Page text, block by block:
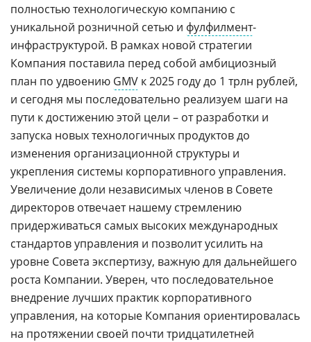
полностью технологическую компанию с
уникальной розничной сетью и фулфилмент-
инфраструктурой. В рамках новой стратегии
Компания поставила перед собой амбициозный
план по удвоению GMV к 2025 году до 1 трлн рублей,
и сегодня мы последовательно реализуем шаги на
пути к достижению этой цели – от разработки и
запуска новых технологичных продуктов до
изменения организационной структуры и
укрепления системы корпоративного управления.
Увеличение доли независимых членов в Совете
директоров отвечает нашему стремлению
придерживаться самых высоких международных
стандартов управления и позволит усилить на
уровне Совета экспертизу, важную для дальнейшего
роста Компании. Уверен, что последовательное
внедрение лучших практик корпоративного
управления, на которые Компания ориентировалась
на протяжении своей почти тридцатилетней